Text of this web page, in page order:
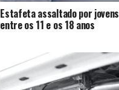
Estafeta assaltado por jovens
entre os 11 e os 18 anos